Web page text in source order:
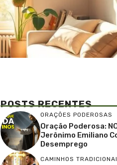
POSTS RECENTES
ORAÇÕES PODEROSAS
Oração Poderosa:
Jerônimo Emiliano
Desemprego
CAMINHOS